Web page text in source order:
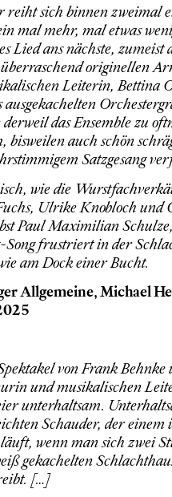
reiht sich binnen zweimal
mal mehr, mal etwas
Lied ans nächste, zumeist
originellen
Leiterin, Bettina
ausgekachelten
das Ensemble zu
bisweilen auch schön
Satzgesang
wie die
Ulrike Knobloch und
Paul Maximilian
Song frustriert in der
am Dock einer Bucht.
Allgemeine, Michael
von Frank Behnke
und musikalischen
unterhaltsam.
Schauder, der einem
wenn man sich zwei
gekachelten
[…]